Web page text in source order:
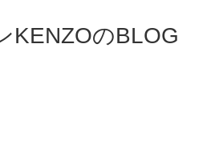
KENZOのBLOG